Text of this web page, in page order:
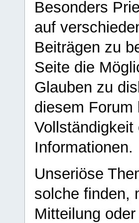
Besonders
auf
Beiträgen zu
Seite die
Glauben zu
diesem
Informationen.
Unseriöse
solche finden,
Mitteilung